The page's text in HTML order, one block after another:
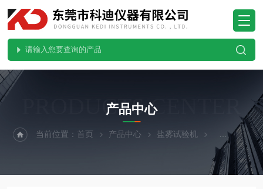
PRODUCTS CENTER
产品中心
当前位置：首页 产品中心 盐雾试验机 触摸屏盐雾